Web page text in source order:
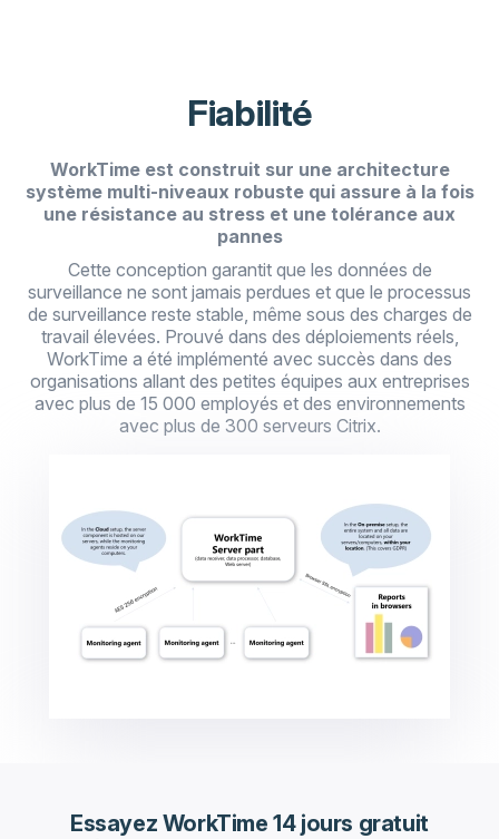
Fiabilité
WorkTime est construit sur une architecture
système multi-niveaux robuste qui assure à la fois
une résistance au stress et une tolérance aux
pannes
Cette conception garantit que les données de
surveillance ne sont jamais perdues et que le processus
de surveillance reste stable, même sous des charges de
travail élevées. Prouvé dans des déploiements réels,
WorkTime a été implémenté avec succès dans des
organisations allant des petites équipes aux entreprises
avec plus de 15 000 employés et des environnements
avec plus de 300 serveurs Citrix.
Essayez WorkTime 14 jours gratuit